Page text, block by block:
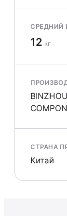
СРЕДНИЙ
12 кг
СТРАНА
Китай